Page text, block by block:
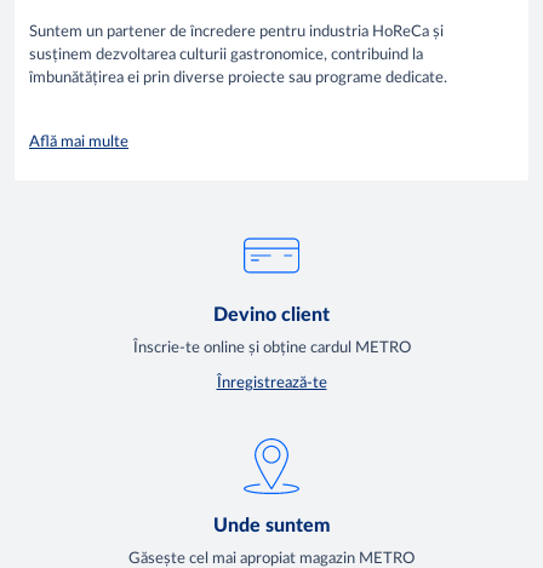
Suntem un partener de încredere pentru industria HoReCa și
susținem dezvoltarea culturii gastronomice, contribuind la
îmbunătățirea ei prin diverse proiecte sau programe dedicate.
Află mai multe
Devino client
Înscrie-te online și obține cardul METRO
Înregistrează-te
Unde suntem
Găsește cel mai apropiat magazin METRO